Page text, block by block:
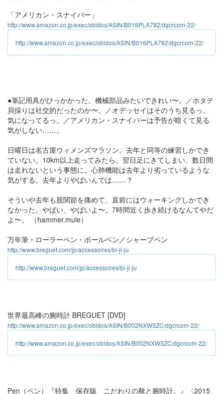
「アメリカン・スナイパー」
http://www.amazon.co.jp/exec/obidos/ASIN/B016PLA782/dgcrcom-22/
http://www.amazon.co.jp/exec/obidos/ASIN/B016PLA782/dgcrcom-22/
●筆記用具がひっかかった。機械部品みたいできれい〜。／ホタテ
貝採りは社交的だったのか〜。／オデッセイはそのうち見るっ。
気になってるっ。／アメリカン・スナイパーは予告が暗くて見る
気がしない……。
日曜日は名古屋ウィメンズマラソン。去年と同等の練習しかでき
ていない。10km以上走ってみたら、翌日足にきてしまい、数日間
は走れないという事態に。心肺機能は去年より劣っているような
気がする。去年よりやばいんでは……？
そういや去年も股関節を痛めて、直前にはウォーキングしかでき
なかった。やばい、やばいよ〜。7時間近く歩き続けるなんてやだ
よ〜。 （hammer.mule）
万年筆・ローラーペン・ボールペン／シャープペン
http://www.breguet.com/jp/accessoires/bi-ji-ju
http://www.breguet.com/jp/accessoires/bi-ji-ju
世界最高峰の腕時計 BREGUET [DVD]
http://www.amazon.co.jp/exec/obidos/ASIN/B002NXW3ZC/dgcrcom-22/
http://www.amazon.co.jp/exec/obidos/ASIN/B002NXW3ZC/dgcrcom-22/
Pen（ペン）『特集 保存版 こだわりの靴と腕時計。』〈2015